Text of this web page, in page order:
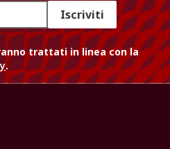
Iscriviti
trattati in linea con la
.